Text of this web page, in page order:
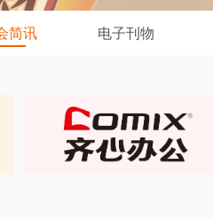
简讯 电子刊物